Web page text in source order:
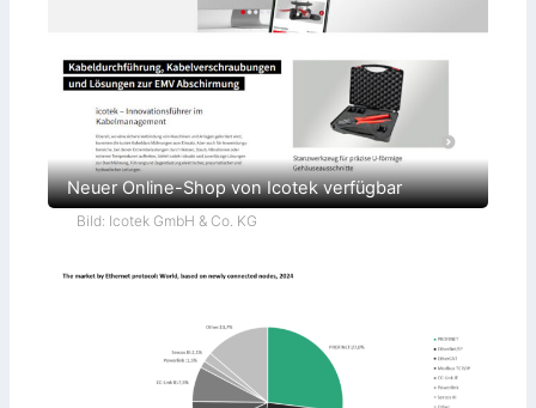
Neuer Online-Shop von Icotek verfügbar
Bild: Icotek GmbH & Co. KG